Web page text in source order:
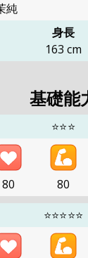
純
身長
163 cm
基礎能
⭐⭐⭐
80 80
⭐⭐⭐⭐⭐